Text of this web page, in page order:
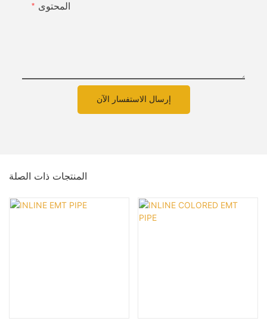
المحتوى
إرسال الاستفسار الآن
المنتجات ذات الصلة